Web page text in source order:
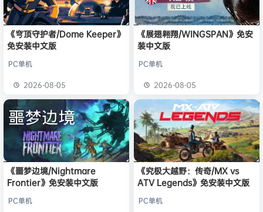
《穹顶守护者/Dome Keeper》
免安装中文版
PC单机
2026-08-05
《展翅翱翔/WINGSPAN》免安
装中文版
PC单机
2026-08-05
《噩梦边境/Nightmare
Frontier》免安装中文版
PC单机
《究极大越野：传奇/MX vs
ATV Legends》免安装中文版
PC单机